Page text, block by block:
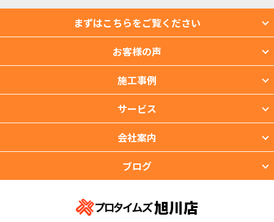
まずはこちらをご覧ください
お客様の声
施工事例
サービス
会社案内
ブログ
旭川店